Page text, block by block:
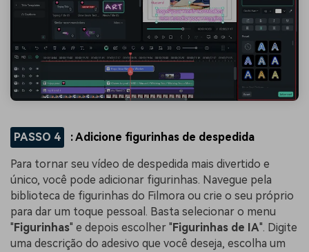
PASSO 4 : Adicione figurinhas de despedida
Para tornar seu vídeo de despedida mais divertido e
único, você pode adicionar figurinhas. Navegue pela
biblioteca de figurinhas do Filmora ou crie o seu próprio
para dar um toque pessoal. Basta selecionar o menu
" Figurinhas" e depois escolher " Figurinhas de IA". Digite
uma descrição do adesivo que você deseja, escolha um